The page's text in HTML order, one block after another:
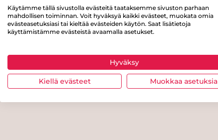
Käytämme tällä sivustolla evästeitä taataksemme sivuston parhaan
mahdollisen toiminnan. Voit hyväksyä kaikki evästeet, muokata omia
evästeasetuksiasi tai kieltää evästeiden käytön. Saat lisätietoja
käyttämistämme evästeistä avaamalla asetukset.
Hyväksy
Kiellä evästeet Muokkaa asetuksia